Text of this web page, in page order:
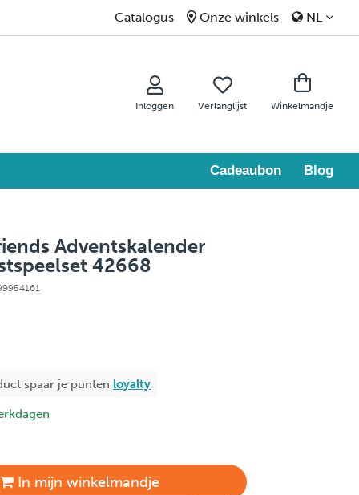
Catalogus Onze winkels NL
Inloggen Verlanglijst Winkelmandje
Cadeaubon Blog
Adventskalender
42668
spaar je punten loyalty
In mijn winkelmandje